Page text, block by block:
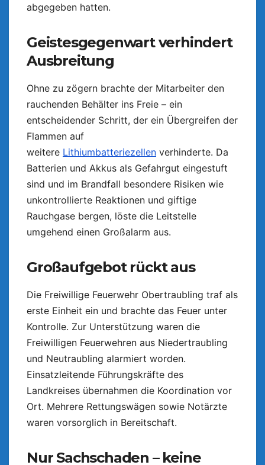
abgegeben hatten.
Geistesgegenwart verhindert
Ausbreitung
Ohne zu zögern brachte der Mitarbeiter den
rauchenden Behälter ins Freie – ein
entscheidender Schritt, der ein Übergreifen der
Flammen auf
weitere Lithiumbatteriezellen verhinderte. Da
Batterien und Akkus als Gefahrgut eingestuft
sind und im Brandfall besondere Risiken wie
unkontrollierte Reaktionen und giftige
Rauchgase bergen, löste die Leitstelle
umgehend einen Großalarm aus.
Großaufgebot rückt aus
Die Freiwillige Feuerwehr Obertraubling traf als
erste Einheit ein und brachte das Feuer unter
Kontrolle. Zur Unterstützung waren die
Freiwilligen Feuerwehren aus Niedertraubling
und Neutraubling alarmiert worden.
Einsatzleitende Führungskräfte des
Landkreises übernahmen die Koordination vor
Ort. Mehrere Rettungswägen sowie Notärzte
waren vorsorglich in Bereitschaft.
Nur Sachschaden – keine